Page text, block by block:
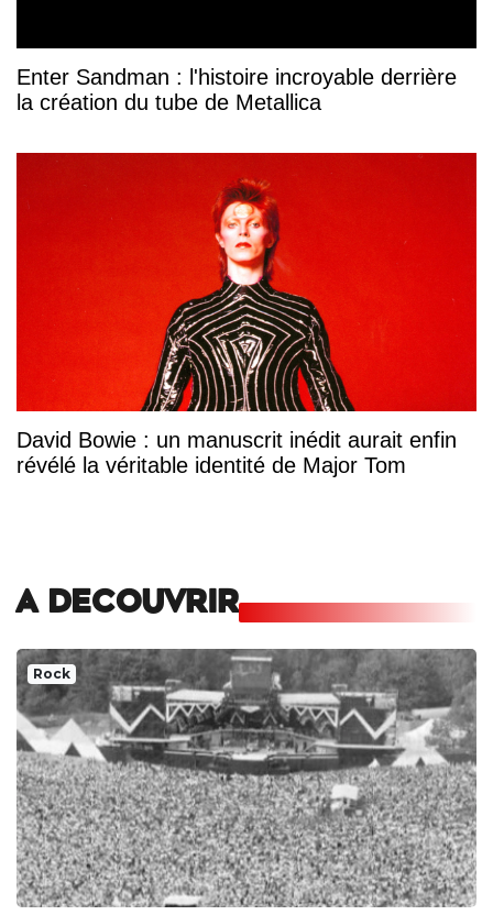
Enter Sandman : l'histoire incroyable derrière
la création du tube de Metallica
David Bowie : un manuscrit inédit aurait enfin
révélé la véritable identité de Major Tom
A DECOUVRIR
Rock